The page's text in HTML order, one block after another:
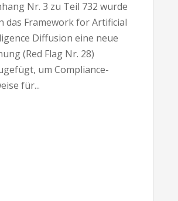
Nr. 3 zu Teil 732 wurde
das Framework for Artificial
Diffusion eine neue
(Red Flag Nr. 28)
um Compliance-
für...